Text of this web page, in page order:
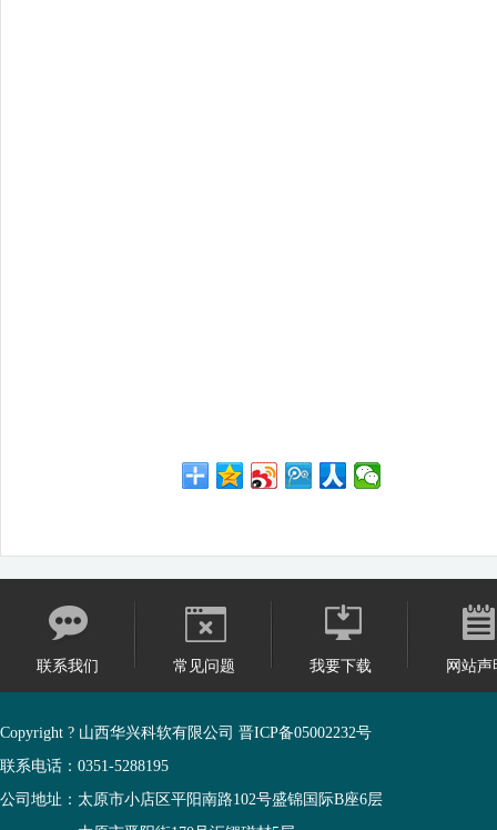
联系我们 常见问题 我要下载 网站声
Copyright ? 山西华兴科软有限公司 晋ICP备05002232号
联系电话：0351-5288195
公司地址：太原市小店区平阳南路102号盛锦国际B座6层